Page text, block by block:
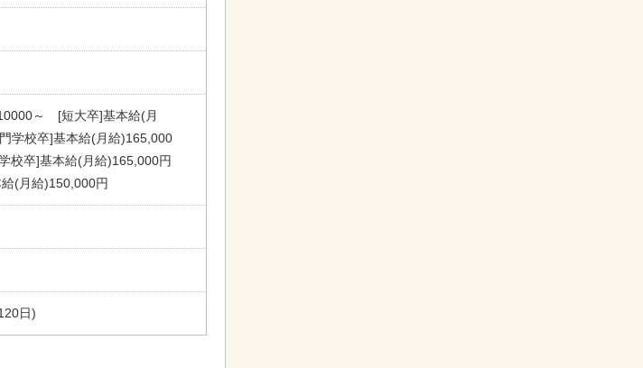
～ [短大卒]基本給(月
校卒]基本給(月給)165,000
校卒]基本給(月給)165,000円
(月給)150,000円
日)